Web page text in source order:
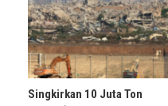
Singkirkan 10 Juta Ton